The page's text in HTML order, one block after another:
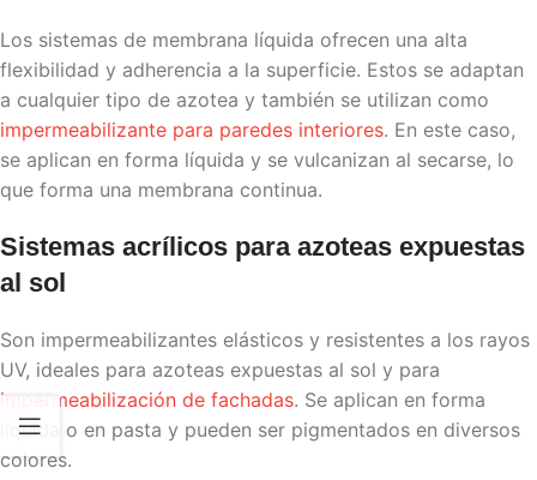
Los sistemas de membrana líquida ofrecen una alta
flexibilidad y adherencia a la superficie. Estos se adaptan
a cualquier tipo de azotea y también se utilizan como
impermeabilizante para paredes interiores. En este caso,
se aplican en forma líquida y se vulcanizan al secarse, lo
que forma una membrana continua.
Sistemas acrílicos para azoteas expuestas
al sol
Son impermeabilizantes elásticos y resistentes a los rayos
UV, ideales para azoteas expuestas al sol y para
impermeabilización de fachadas. Se aplican en forma
líquida o en pasta y pueden ser pigmentados en diversos
colores.